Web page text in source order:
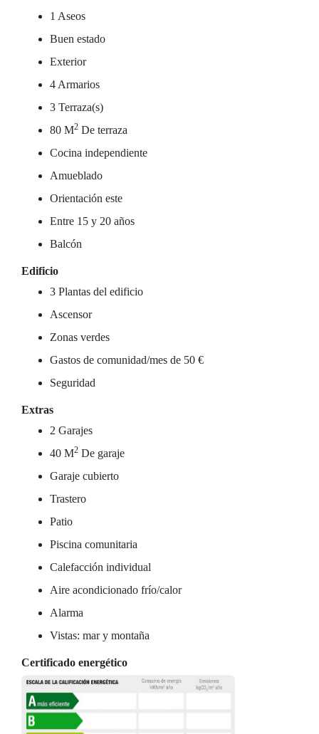
1 Aseos
Buen estado
Exterior
4 Armarios
3 Terraza(s)
80 M2 De terraza
Cocina independiente
Amueblado
Orientación este
Entre 15 y 20 años
Balcón
Edificio
3 Plantas del edificio
Ascensor
Zonas verdes
Gastos de comunidad/mes de 50 €
Seguridad
Extras
2 Garajes
40 M2 De garaje
Garaje cubierto
Trastero
Patio
Piscina comunitaria
Calefacción individual
Aire acondicionado frío/calor
Alarma
Vistas: mar y montaña
Certificado energético